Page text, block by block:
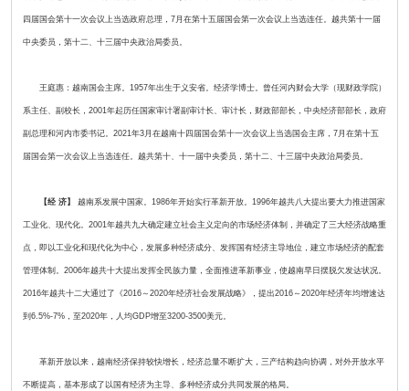
四届国会第十一次会议上当选政府总理，7月在第十五届国会第一次会议上当选连任。越共第十一届
中央委员，第十二、十三届中央政治局委员。
王庭惠：越南国会主席。1957年出生于义安省。经济学博士。曾任河内财会大学（现财政学院）
系主任、副校长，2001年起历任国家审计署副审计长、审计长，财政部部长，中央经济部部长，政府
副总理和河内市委书记。2021年3月在越南十四届国会第十一次会议上当选国会主席，7月在第十五
届国会第一次会议上当选连任。越共第十、十一届中央委员，第十二、十三届中央政治局委员。
【经 济】 越南系发展中国家。1986年开始实行革新开放。1996年越共八大提出要大力推进国家
工业化、现代化。2001年越共九大确定建立社会主义定向的市场经济体制，并确定了三大经济战略重
点，即以工业化和现代化为中心，发展多种经济成分、发挥国有经济主导地位，建立市场经济的配套
管理体制。2006年越共十大提出发挥全民族力量，全面推进革新事业，使越南早日摆脱欠发达状况。
2016年越共十二大通过了《2016～2020年经济社会发展战略》，提出2016～2020年经济年均增速达
到6.5%-7%，至2020年，人均GDP增至3200-3500美元。
革新开放以来，越南经济保持较快增长，经济总量不断扩大，三产结构趋向协调，对外开放水平
不断提高，基本形成了以国有经济为主导、多种经济成分共同发展的格局。